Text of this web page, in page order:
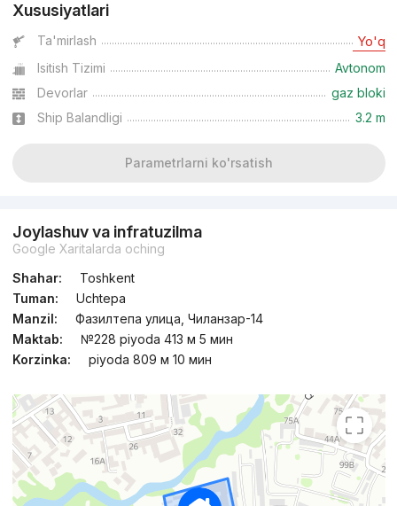
Xususiyatlari
Ta'mirlash Yo'q
Isitish Tizimi
Avtonom
Devorlar
gaz bloki
Ship Balandligi
3.2 m
Parametrlarni ko'rsatish
Joylashuv va infratuzilma
Google Xaritalarda oching
Shahar:
Toshkent
Tuman:
Uchtepa
Manzil:
Фазилтепа улица, Чиланзар-14
Maktab:
№228 piyoda 413 м 5 мин
Korzinka:
piyoda 809 м 10 мин